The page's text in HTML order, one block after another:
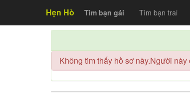
Hẹn Hò Tìm bạn gái Tìm bạn trai
Không tìm thấy hồ sơ này.Người